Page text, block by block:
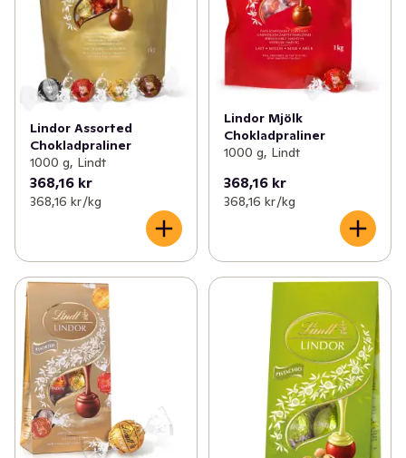
Lindor Assorted
Chokladpraliner
1000 g, Lindt
368,16 kr
368,16 kr /kg
Lindor Mjölk
Chokladpraliner
1000 g, Lindt
368,16 kr
368,16 kr /kg